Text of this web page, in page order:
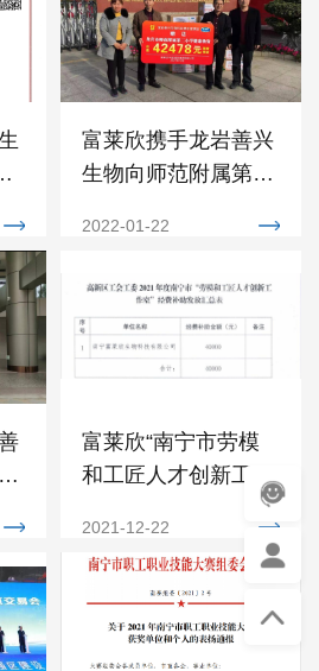
富莱欣携手龙岩善兴
生物向师范附属第二
2022-01-22
富莱欣“南宁市劳模
和工匠人才创新工作
2021-12-22